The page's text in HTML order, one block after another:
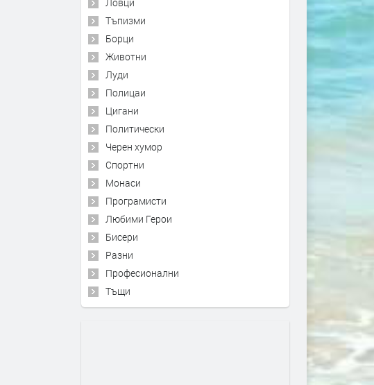
Тъпизми
Борци
Животни
Луди
Полицаи
Цигани
Политически
Черен хумор
Спортни
Монаси
Програмисти
Любими Герои
Бисери
Разни
Професионални
Тъщи